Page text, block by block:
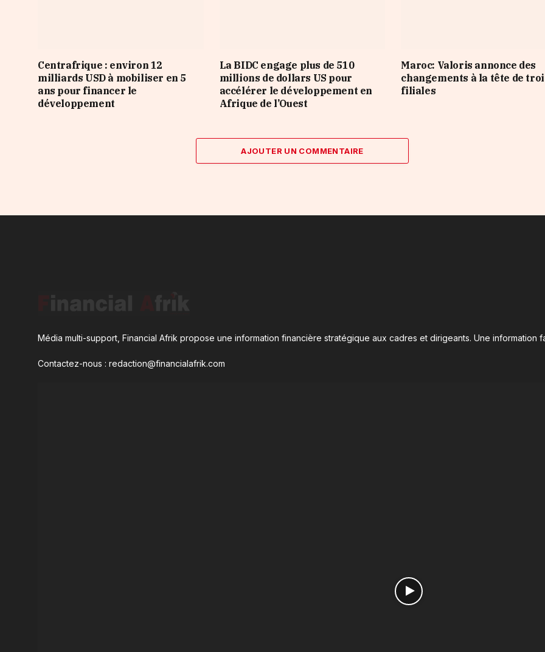
Centrafrique : environ 12
milliards USD à mobiliser en 5
ans pour financer le
développement
La BIDC engage plus de 510
millions de dollars US pour
accélérer le développement en
Afrique de l’Ouest
Maroc: Valoris annonce des
changements à la tête de
filiales
AJOUTER UN COMMENTAIRE
Média multi-support, Financial Afrik propose une information financière stratégique aux cadres et dirigeants. Une information
Contactez-nous : redaction@financialafrik.com